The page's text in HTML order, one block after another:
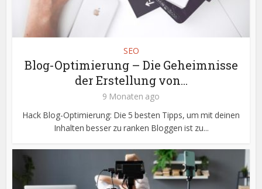
SEO
Blog-Optimierung – Die Geheimnisse
der Erstellung von...
9 Monaten ago
Hack Blog-Optimierung: Die 5 besten Tipps, um mit deinen
Inhalten besser zu ranken Bloggen ist zu...